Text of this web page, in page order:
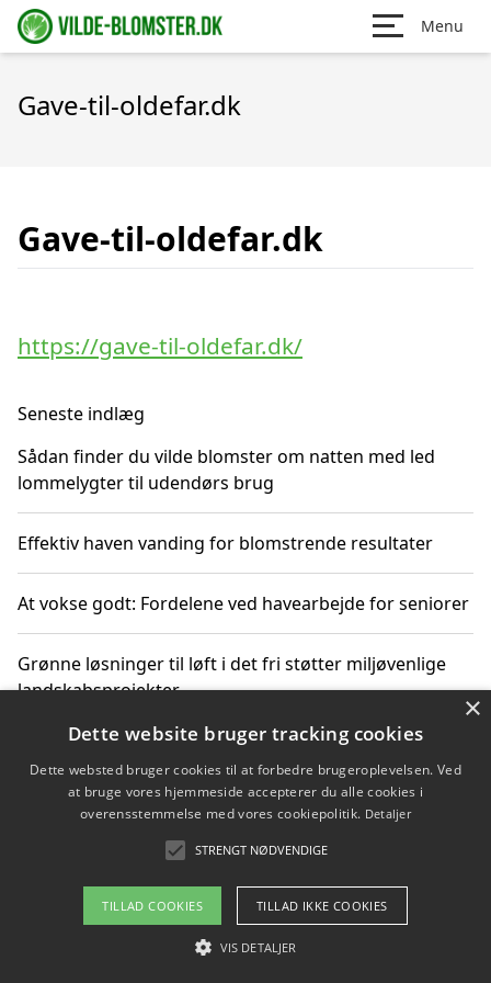
Menu
Gave-til-oldefar.dk
Gave-til-oldefar.dk
https://gave-til-oldefar.dk/
Seneste indlæg
Sådan finder du vilde blomster om natten med led
lommelygter til udendørs brug
Effektiv haven vanding for blomstrende resultater
At vokse godt: Fordelene ved havearbejde for seniorer
Grønne løsninger til løft i det fri støtter miljøvenlige
landskabsprojekter
Gør haven til et frirum for familien og naturen
Copyright 2026 - Pilanto Aps
Om / kontakt
Blog Betingelser
×
Dette website bruger tracking cookies
Dette websted bruger cookies til at forbedre brugeroplevelsen. Ved
at bruge vores hjemmeside accepterer du alle cookies i
overensstemmelse med vores cookiepolitik. Detaljer
STRENGT NØDVENDIGE
TILLAD COOKIES TILLAD IKKE COOKIES
VIS DETALJER